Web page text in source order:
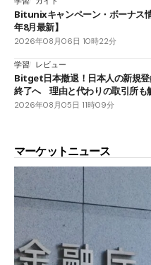
Bitunixキャンペーン・ボーナス
年8月最新】
2026年08月06日 10時22分
学習 レビュー
Bitget日本撤退！日本人の新規登
終了へ 理由と代わりの取引所も
2026年08月05日 11時09分
マーケットニュース